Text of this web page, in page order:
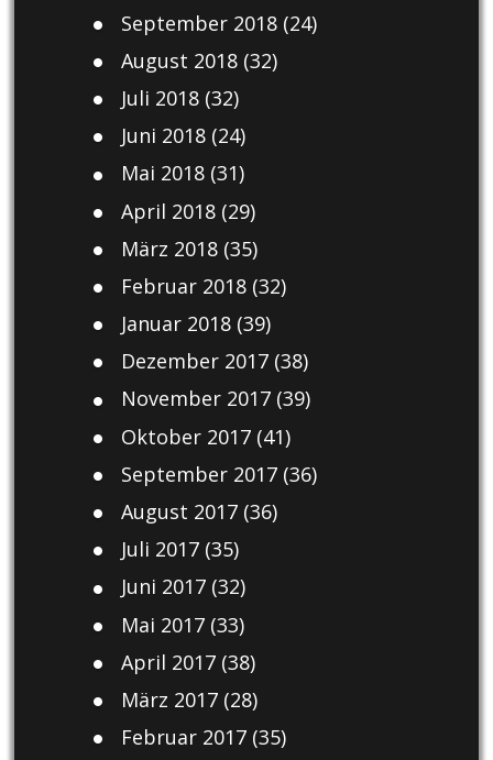
September 2018(24)
August 2018(32)
Juli 2018(32)
Juni 2018(24)
Mai 2018(31)
April 2018(29)
März 2018(35)
Februar 2018(32)
Januar 2018(39)
Dezember 2017(38)
November 2017(39)
Oktober 2017(41)
September 2017(36)
August 2017(36)
Juli 2017(35)
Juni 2017(32)
Mai 2017(33)
April 2017(38)
März 2017(28)
Februar 2017(35)